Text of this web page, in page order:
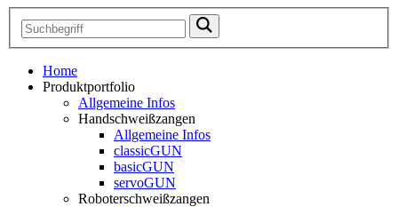
Home
Produktportfolio
Allgemeine Infos
Handschweißzangen
Allgemeine Infos
classicGUN
basicGUN
servoGUN
Roboterschweißzangen